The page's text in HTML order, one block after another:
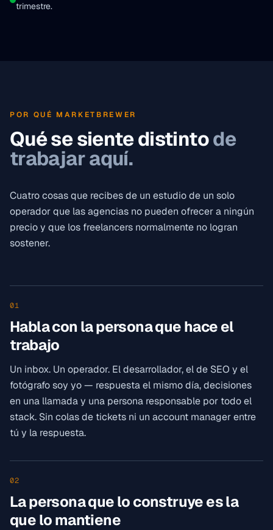
trimestre.
POR QUÉ MARKETBREWER
Qué se siente distintode
trabajar aquí.
Cuatro cosas que recibes de un estudio de un solo
operador que las agencias no pueden ofrecer a ningún
precio y que los freelancers normalmente no logran
sostener.
01
Habla con la persona que hace el
trabajo
Un inbox. Un operador. El desarrollador, el de SEO y el
fotógrafo soy yo — respuesta el mismo día, decisiones
en una llamada y una persona responsable por todo el
stack. Sin colas de tickets ni un account manager entre
tú y la respuesta.
02
La persona que lo construye es la
que lo mantiene